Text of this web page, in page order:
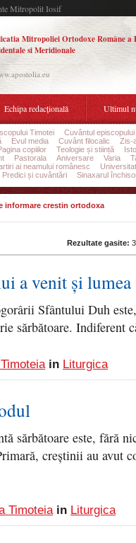
Mitropolit Iosif
Mitropoliei Ortodoxe Române a
si Meridionale
Echipa redacțională Ultimul
Timotei
Cuvântul episcopului
Evul media Cuvânt filocalic
Zis-
copiilor Teologie și stiință
Pastorala Aniversare Varia
ai neamului românesc
Predici și cuvântări
Sinaxarul
informare crestin ortodoxa
Rezultate gasite:
a venit și
Sfântului Duh
sărbătoare. Indiferent
in Liturgica
sărbătoare este, fără
creștinii au avut
Timoteia in Liturgica